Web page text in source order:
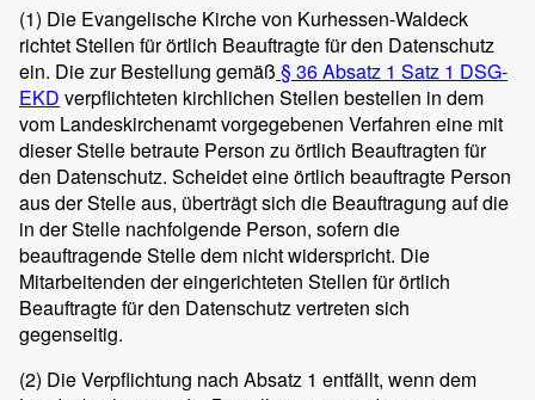
(1) Die Evangelische Kirche von Kurhessen-Waldeck
richtet Stellen für örtlich Beauftragte für den Datenschutz
ein. Die zur Bestellung gemäß § 36 Absatz 1 Satz 1 DSG-
EKD verpflichteten kirchlichen Stellen bestellen in dem
vom Landeskirchenamt vorgegebenen Verfahren eine mit
dieser Stelle betraute Person zu örtlich Beauftragten für
den Datenschutz. Scheidet eine örtlich beauftragte Person
aus der Stelle aus, überträgt sich die Beauftragung auf die
in der Stelle nachfolgende Person, sofern die
beauftragende Stelle dem nicht widerspricht. Die
Mitarbeitenden der eingerichteten Stellen für örtlich
Beauftragte für den Datenschutz vertreten sich
gegenseitig.
(2) Die Verpflichtung nach Absatz 1 entfällt, wenn dem